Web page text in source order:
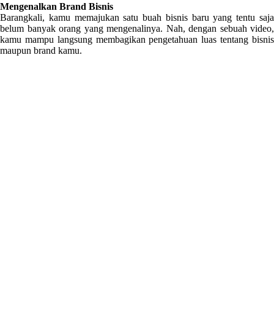
Mengenalkan Brand Bisnis
Barangkali, kamu memajukan satu buah bisnis baru yang tentu saja
belum banyak orang yang mengenalinya. Nah, dengan sebuah video,
kamu mampu langsung membagikan pengetahuan luas tentang bisnis
maupun brand kamu.